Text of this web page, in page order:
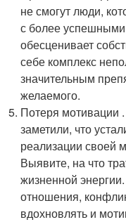
не смогут люди,
с более
обесценивает
себе комплекс
значительным
желаемого.
Потеря мотивации
заметили, что
реализации своей
Выявите, на что
жизненной
отношения,
вдохновлять и